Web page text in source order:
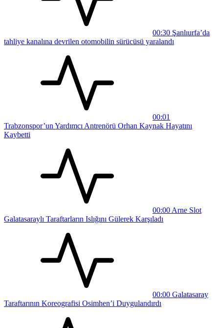
00:30 Şanlıurfa’da
tahliye kanalına devrilen otomobilin sürücüsü yaralandı
00:01
Trabzonspor’un Yardımcı Antrenörü Orhan Kaynak Hayatını
Kaybetti
00:00 Arne Slot
Galatasaraylı Taraftarların Islığını Gülerek Karşıladı
00:00 Galatasaray
Taraftarının Koreografisi Osimhen’i Duygulandırdı